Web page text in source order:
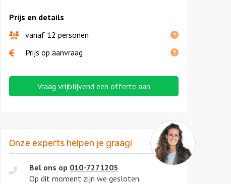
Prijs en details
vanaf 12 personen
Prijs op aanvraag
Vraag vrijblijvend een offerte aan
Onze experts helpen je graag!
Bel ons op 010-7271205
Op dit moment zijn we gesloten.